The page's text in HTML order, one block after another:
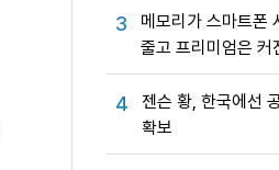
3
메모리가 스마트폰
줄고 프리미엄은 커
4
젠슨 황, 한국에선
확보